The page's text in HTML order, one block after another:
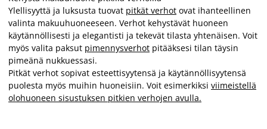
Ylellisyyttä ja luksusta tuovat pitkät verhot ovat ihanteellinen
valinta makuuhuoneeseen. Verhot kehystävät huoneen
käytännöllisesti ja elegantisti ja tekevät tilasta yhtenäisen. Voit
myös valita paksut pimennysverhot pitääksesi tilan täysin
pimeänä nukkuessasi.
Pitkät verhot sopivat esteettisyytensä ja käytännöllisyytensä
puolesta myös muihin huoneisiin. Voit esimerkiksi viimeistellä
olohuoneen sisustuksen pitkien verhojen avulla.